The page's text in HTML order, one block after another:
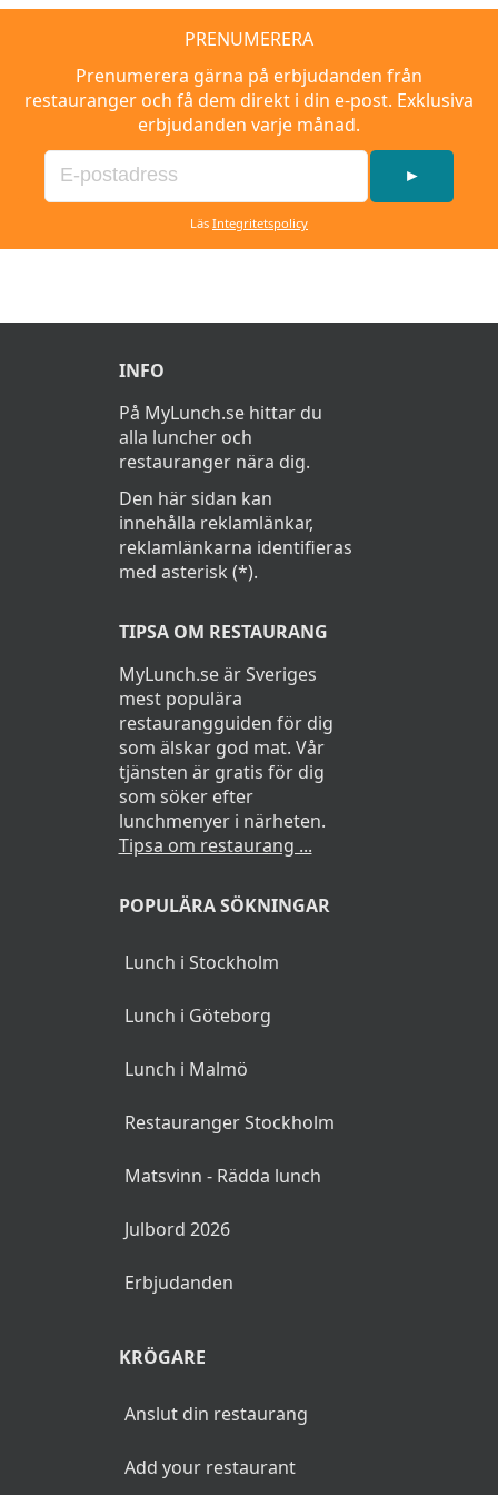
PRENUMERERA
Prenumerera gärna på erbjudanden från
restauranger och få dem direkt i din e-post. Exklusiva
erbjudanden varje månad.
►
Läs Integritetspolicy
INFO
På MyLunch.se hittar du
alla luncher och
restauranger nära dig.
Den här sidan kan
innehålla reklamlänkar,
reklamlänkarna identifieras
med asterisk (*).
TIPSA OM RESTAURANG
MyLunch.se är Sveriges
mest populära
restaurangguiden för dig
som älskar god mat. Vår
tjänsten är gratis för dig
som söker efter
lunchmenyer i närheten.
Tipsa om restaurang ...
POPULÄRA SÖKNINGAR
Lunch i Stockholm
Lunch i Göteborg
Lunch i Malmö
Restauranger Stockholm
Matsvinn - Rädda lunch
Julbord 2026
Erbjudanden
KRÖGARE
Anslut din restaurang
Add your restaurant